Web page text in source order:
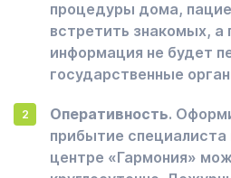
процедуры дома,
встретить знакомых, а
информация не будет
государственные
Оперативность.
прибытие
центре «Гармония»